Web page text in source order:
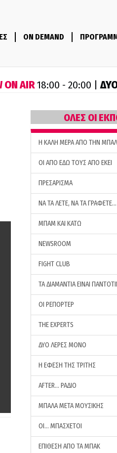
ON DEMAND
ON AIR18:00 - 20:00 |
ΟΛΕΣ ΟΙ
H ΚΑΛΗ ΜΕΡΑ ΑΠΟ ΤΗΝ
ΟΙ ΑΠΟ ΕΔΩ ΤΟΥΣ ΑΠΟ ΕΚΕΙ
ΠΡΕΣΑΡΙΣΜΑ
ΝΑ ΤΑ ΛΕΤΕ, ΝΑ ΤΑ ΓΡΑΦΕΤΕ…
ΜΠΑΜ ΚΑΙ ΚΑΤΩ
NEWSROOM
FIGHT CLUB
ΤΑ ΔΙΑΜΑΝΤΙΑ ΕΙΝΑΙ
ΟΙ ΡΕΠΟΡΤΕΡ
THE EXPERTS
ΔΥΟ ΛΕΡΕΣ ΜΟΝΟ
Η ΕΦΕΣΗ ΤΗΣ ΤΡΙΤΗΣ
AFTER… ΡΑΔΙΟ
ΜΠΑΛΑ ΜΕΤΑ ΜΟΥΣΙΚΗΣ
ΟΙ… ΜΠΑΣΧΕΤΟΙ
ΕΠΙΘΕΣΗ ΑΠΟ ΤΑ ΜΠΑΚ